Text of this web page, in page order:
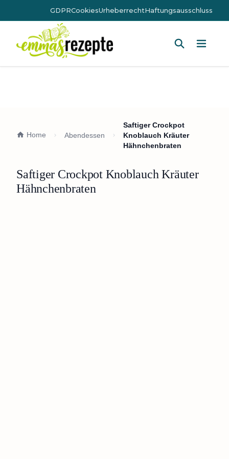
GDPRCookiesUrheberrechtHaftungsausschluss
Home Abendessen
Saftiger Crockpot
Knoblauch Kräuter
Hähnchenbraten
Saftiger Crockpot Knoblauch Kräuter
Hähnchenbraten